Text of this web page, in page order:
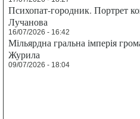
Психопат-городник. Портрет
Лучанова
16/07/2026 - 16:42
Мільярдна гральна імперія
Журила
09/07/2026 - 18:04